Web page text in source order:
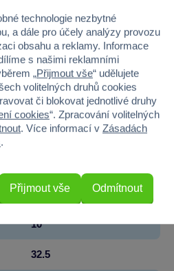
73-HRK41
Mattel
Mattel
Barbie
3
PLAST
10
32.5
technologie nezbytné
a dále pro účely analýzy provozu
obsahu a reklamy. Informace
s našimi reklamními
„Přijmout vše“ udělujete
volitelných druhů cookies
či blokovat jednotlivé druhy
cookies“. Zpracování volitelných
. Více informací v Zásadách
.
Odmítnout
Přijmout vše